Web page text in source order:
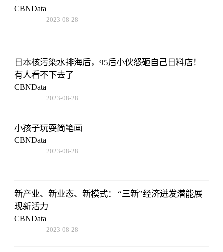
CBNData
2023-08-28
日本核污染水排海后，95后小伙怒砸自己日料店！
有人看不下去了
CBNData
2023-08-28
小孩子玩耍简笔画
CBNData
2023-08-28
新产业、新业态、新模式： “三新”经济迸发潜能展
现新活力
CBNData
2023-08-28